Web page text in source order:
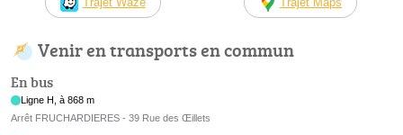
Venir en transports en commun
En bus
Ligne H, à 868 m
Arrêt FRUCHARDIERES - 39 Rue des Œillets